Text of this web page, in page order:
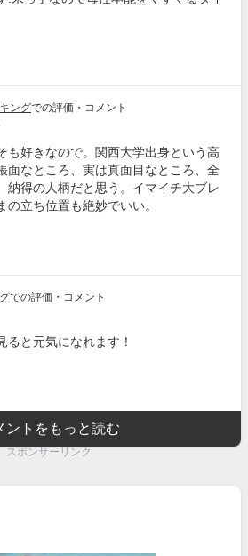
ングでの評価・コメント
も好きなので。関西大学出身という高
面なところ、実は真面目なところ、全
納得の人柄だと思う。イマイチ大ブレ
立ち位置も絶妙でいい。
での評価・コメント
ると元気になれます！
ントをもっと読む
スポンサーリンク